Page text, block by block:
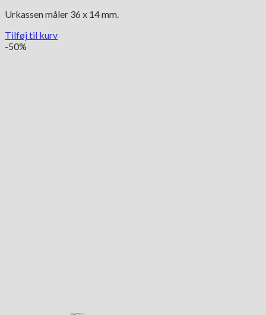
Urkassen måler 36 x 14 mm.
Tilføj til kurv
-50%